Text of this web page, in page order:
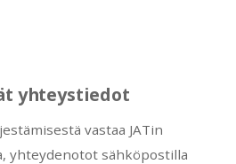
yhteystiedot
vastaa JATin
yhteydenotot sähköpostilla